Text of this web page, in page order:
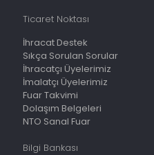
Ticaret Noktası
İhracat Destek
Sıkça Sorulan Sorular
İhracatçı Üyelerimiz
İmalatçı Üyelerimiz
Fuar Takvimi
Dolaşım Belgeleri
NTO Sanal Fuar
Bilgi Bankası